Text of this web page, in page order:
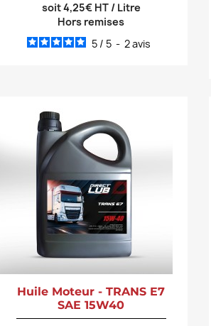
soit 4,25€ HT / Litre
Hors remises
5 / 5 - 2avis
Huile Moteur - TRANS E7
SAE 15W40